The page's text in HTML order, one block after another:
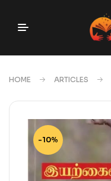
HOME ARTICLES
-10%